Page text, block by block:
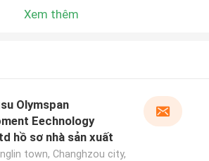
Xem thêm
Olymspan
Eechnology
hồ sơ nhà sản xuất
town, Changhzou city,